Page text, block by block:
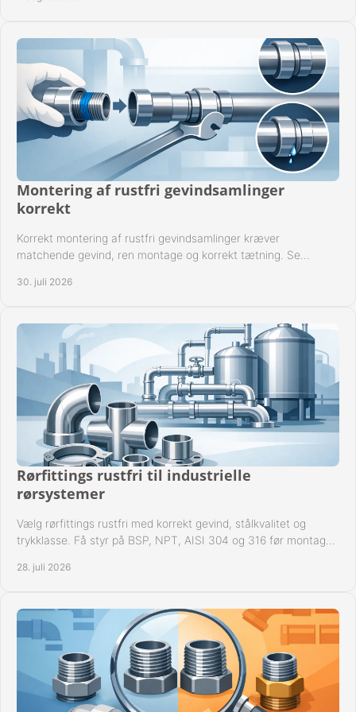
Montering af rustfri gevindsamlinger
korrekt
Korrekt montering af rustfri gevindsamlinger kræver
matchende gevind, ren montage og korrekt tætning. Se
30. juli 2026
Rørfittings rustfri til industrielle
rørsystemer
Vælg rørfittings rustfri med korrekt gevind, stålkvalitet og
trykklasse. Få styr på BSP, NPT, AISI 304 og 316 før montage
28. juli 2026